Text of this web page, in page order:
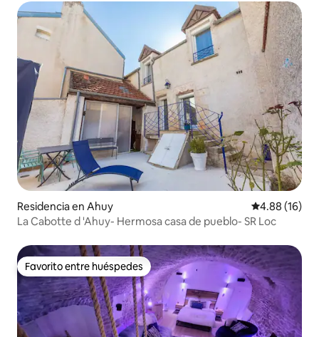
Residencia en Ahuy Calificación
4.88 (16)
La Cabotte d 'Ahuy- Hermosa casa de pueblo- SR Loc
Favorito entre huéspedes
Favorito entre huéspedes